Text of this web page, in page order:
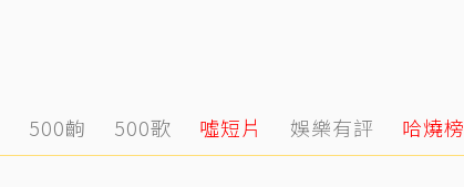
500齣 500歌 噓短片 娛樂有評 哈燒榜